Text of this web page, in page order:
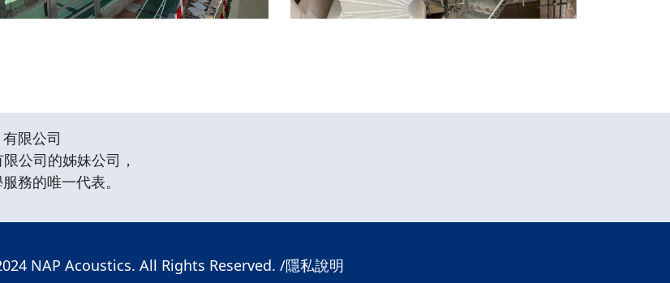
限公司
公司的姊妹公司，
務的唯一代表。
NAP Acoustics. All Rights Reserved. /隱私說明